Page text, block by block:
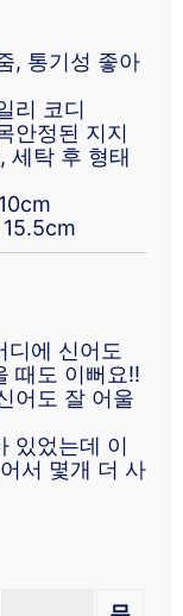
, 통기성 좋아
리 코디
안정된 지지
세탁 후 형태
디에 신어도
때도 이뻐요!!
어도 잘 어울
있었는데 이
서 몇개 더 사